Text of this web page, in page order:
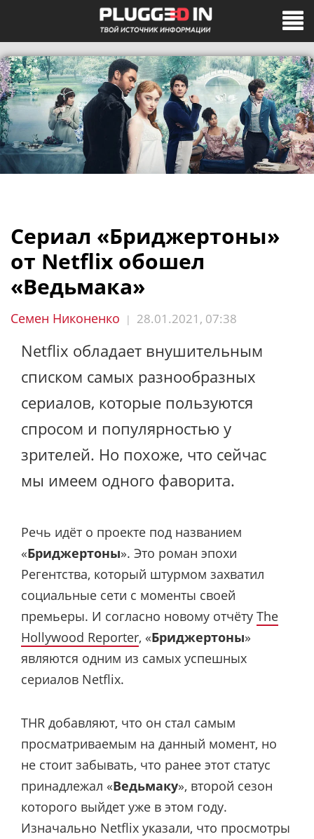
Сериал «Бриджертоны»
от Netflix обошел
«Ведьмака»
Семен Никоненко | 28.01.2021, 07:38
Netflix обладает внушительным
списком самых разнообразных
сериалов, которые пользуются
спросом и популярностью у
зрителей. Но похоже, что сейчас
мы имеем одного фаворита.
Речь идёт о проекте под названием
«Бриджертоны». Это роман эпохи
Регентства, который штурмом захватил
социальные сети с моменты своей
премьеры. И согласно новому отчёту The
Hollywood Reporter, «Бриджертоны»
являются одним из самых успешных
сериалов Netflix.
THR добавляют, что он стал самым
просматриваемым на данный момент, но
не стоит забывать, что ранее этот статус
принадлежал «Ведьмаку», второй сезон
которого выйдет уже в этом году.
Изначально Netflix указали, что просмотры